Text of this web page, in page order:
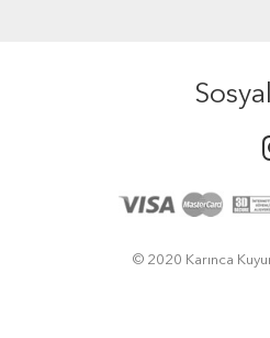
© 2020 Karınca